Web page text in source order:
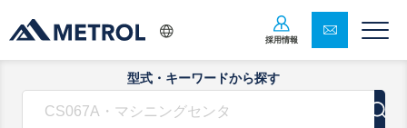
採用情報
型式・キーワードから探す